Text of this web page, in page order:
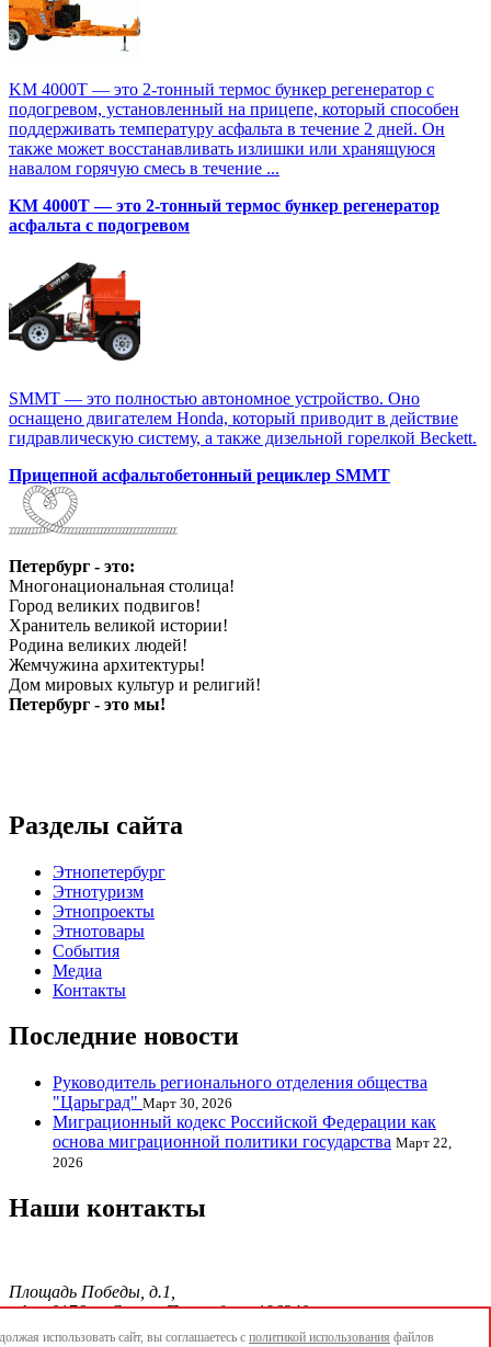
KM 4000T — это 2-тонный термос бункер регенератор с
подогревом, установленный на прицепе, который способен
поддерживать температуру асфальта в течение 2 дней. Он
также может восстанавливать излишки или хранящуюся
навалом горячую смесь в течение ...
KM 4000T — это 2-тонный термос бункер регенератор
асфальта с подогревом
SMMT — это полностью автономное устройство. Оно
оснащено двигателем Honda, который приводит в действие
гидравлическую систему, а также дизельной горелкой Beckett.
Прицепной асфальтобетонный рециклер SMMT
Петербург - это:
Многонациональная столица!
Город великих подвигов!
Хранитель великой истории!
Родина великих людей!
Жемчужина архитектуры!
Дом мировых культур и религий!
Петербург - это мы!
Разделы сайта
Этнопетербург
Этнотуризм
Этнопроекты
Этнотовары
События
Медиа
Контакты
Последние новости
Руководитель регионального отделения общества
"Царьград" Март 30, 2026
Миграционный кодекс Российской Федерации как
основа миграционной политики государства Март 22,
2026
Наши контакты
Площадь Победы, д.1,
офис 0176, г. Санкт-Петербург, 196240
тел./факс.:+7 904 856-09-12;
использовать сайт, вы соглашаетесь с политикой использования файлов